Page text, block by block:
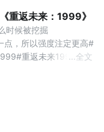
重返未来：1999》
时候被挖掘
点，所以强度注定更高#
重返未来1999日常
全文